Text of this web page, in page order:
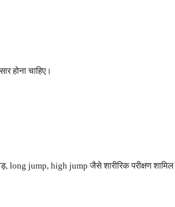
होना चाहिए।
long jump, high jump जैसे शारीरिक परीक्षण शामिल